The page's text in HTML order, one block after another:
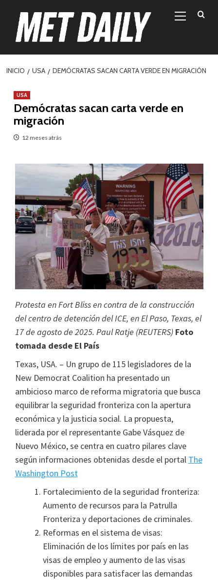
content
primario
INICIO USA DEMÓCRATAS SACAN CARTA VERDE EN MIGRACIÓN
USA
Demócratas sacan carta verde en
migración
12 meses atrás
Protesta en Fort Bliss en contra de la construcción
del centro de detención del ICE, en El Paso, Texas, el
17 de agosto de 2025. Paul Ratje (REUTERS) Foto
tomada desde El País
Texas, USA. – Un grupo de 115 legisladores de la
New Democrat Coalition ha presentado un
ambicioso marco de reforma migratoria que busca
equilibrar la seguridad fronteriza con la apertura
económica y la justicia social. La propuesta,
liderada por el representante Gabe Vásquez de
Nuevo México, se centra en cuatro pilares clave
según informaciones obtenidas desde el portal The
Washington Post
Fortalecimiento de la seguridad fronteriza:
Aumento de recursos para la Patrulla
Fronteriza y deportaciones de criminales.
Reformas en el sistema de visas:
Eliminación de los límites por país en las
visas de empleo y aumento de las visas
disponibles para satisfacer las demandas